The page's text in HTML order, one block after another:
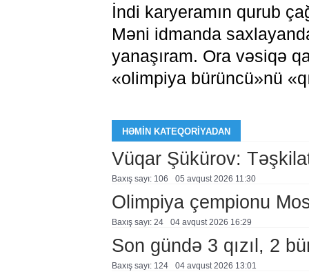
İndi karyeramın qurub
Məni idmanda
yanaşıram. Ora vəsiqə
«olimpiya bürüncü»nü
HƏMIN KATEQORIYADAN
Vüqar Şükürov:
Baxış sayı: 106 05 avqust 2026 11:30
Olimpiya çempionu
Baxış sayı: 24 04 avqust 2026 16:29
Son gündə 3 qızıl, 2
Baxış sayı: 124 04 avqust 2026 13:01